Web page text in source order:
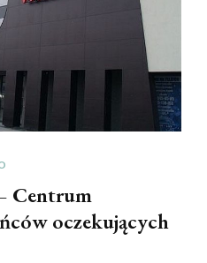
Centrum
oczekujących